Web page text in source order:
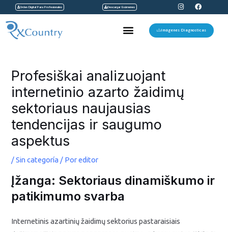
contenido
Orden Digital Para Profesionales Descargar Exámenes
I
n
s
t
a
F
a
c
e
b
Menu Imágenes Diagnosticas
Profesiškai analizuojant
internetinio azarto žaidimų
sektoriaus naujausias
tendencijas ir saugumo
aspektus
/Sin categoría / Poreditor
Įžanga: Sektoriaus dinamiškumo ir
patikimumo svarba
Internetinis azartinių žaidimų sektorius pastaraisiais
entradas